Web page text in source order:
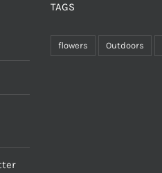
TAGS
flowers Outdoors